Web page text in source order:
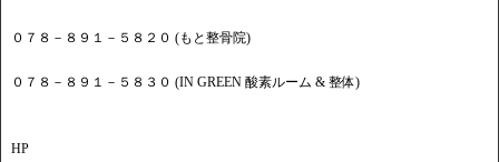
０７８－８９１－５８２０ (もと整骨院)
０７８－８９１－５８３０ (IN GREEN 酸素ルーム & 整体)
HP